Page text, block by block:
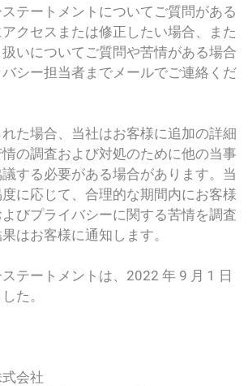
テートメントについてご質問がある
クセスまたは修正したい場合、また
いについてご質問や苦情がある場合
シー担当者までメールでご連絡くだ
た場合、当社はお客様に追加の詳細
の調査および対処のために他の当事
する必要がある場合があります。当
に応じて、合理的な期間内にお客様
びプライバシーに関する苦情を調査
はお客様に通知します。
テートメントは、2022 年 9 月 1 日
た。
会社